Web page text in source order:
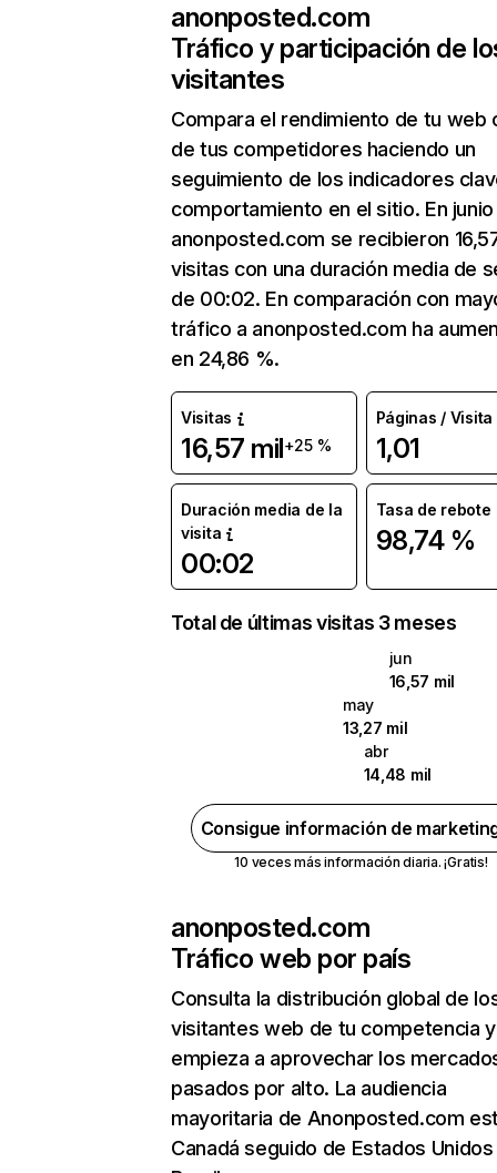
anonposted.com
Tráfico y participación de
visitantes
Compara el rendimiento de tu web
de tus competidores haciendo un
seguimiento de los indicadores
comportamiento en el sitio. En junio
anonposted.com se recibieron
visitas con una duración media de
de 00:02. En comparación con
tráfico a anonposted.com ha
en 24,86 %.
Visitas
16,57 mil+25 %
Páginas / Visita
1,01
Duración media de la
visita
00:02
Tasa de rebote
98,74 %
Total de últimas visitas 3 meses
jun
16,57 mil
may
13,27 mil
abr
14,48 mil
Consigue información de
10 veces más información diaria. ¡Gratis!
anonposted.com
Tráfico web por país
Consulta la distribución global de
visitantes web de tu competencia y
empieza a aprovechar los
pasados por alto. La audiencia
mayoritaria de Anonposted.com
Canadá seguido de Estados